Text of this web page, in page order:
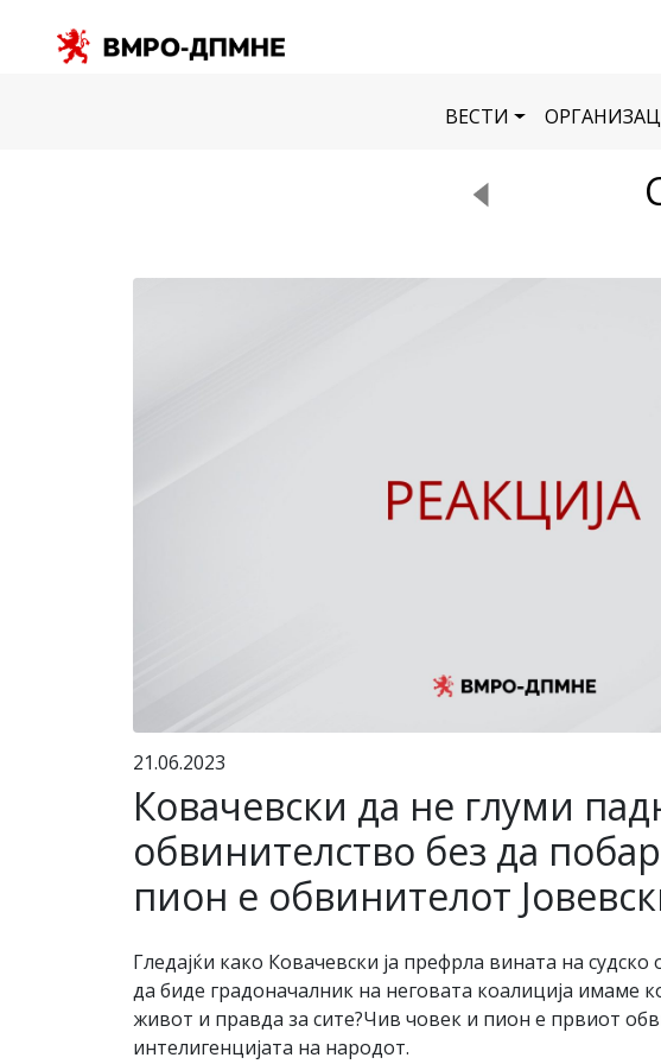
ВЕСТИ
21.06.2023
Ковачевски да не глуми
обвинителство без да
пион е обвинителот
Гледајќи како Ковачевски ја префрла вината на
да биде градоначалник на неговата коалиција имаме
живот и правда за сите?Чив човек и пион е првиот
интелигенцијата на народот.